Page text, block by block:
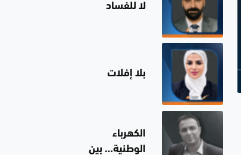
لا للفساد
بلا إفلات
الكهرباء
الوطنية… بين